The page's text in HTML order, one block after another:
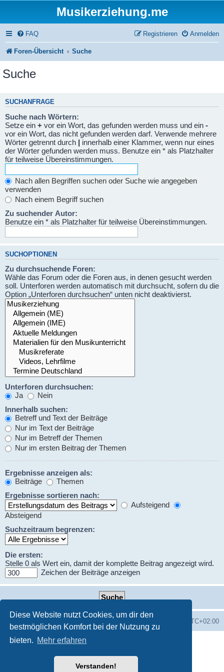
Diese Website nutzt Cookies, um dir den
bestmöglichen Komfort bei der Nutzung zu
bieten. Mehr erfahren
Verstanden!
Musikerziehung.me
FAQ Anmelden
Registrieren
Foren-Übersicht Suche
Suche
SUCHANFRAGE
Suche nach Wörtern:
Setze ein + vor ein Wort, das gefunden werden muss und ein -
vor ein Wort, das nicht gefunden werden darf. Verwende mehrere
Wörter getrennt durch | innerhalb einer Klammer, wenn nur eines
der Wörter gefunden werden muss. Benutze ein * als Platzhalter
für teilweise Übereinstimmungen.
Nach allen Begriffen suchen oder Suche wie angegeben
verwenden
Nach einem Begriff suchen
Zu suchender Autor:
Benutze ein * als Platzhalter für teilweise Übereinstimmungen.
SUCHOPTIONEN
Zu durchsuchende Foren:
Wähle das Forum oder die Foren aus, in denen gesucht werden
soll. Unterforen werden automatisch mit durchsucht, sofern du die
Option „Unterforen durchsuchen“ unten nicht deaktivierst.
Unterforen durchsuchen:
Ja
Nein
Innerhalb suchen:
Betreff und Text der Beiträge
Nur im Text der Beiträge
Nur im Betreff der Themen
Nur im ersten Beitrag der Themen
Ergebnisse anzeigen als:
Beiträge
Themen
Ergebnisse sortieren nach:
Aufsteigend
Absteigend
Suchzeitraum begrenzen:
Die ersten:
Stelle 0 als Wert ein, damit der komplette Beitrag angezeigt wird.
Zeichen der Beiträge anzeigen
UTC+02:00
Powered byphpBB
Datenschutz
Nutzungsbedingungen